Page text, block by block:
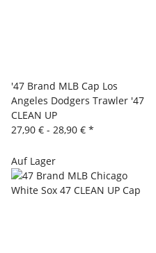
'47 Brand MLB Cap Los
Angeles Dodgers Trawler '47
CLEAN UP
27,90 € - 28,90 € *
Auf Lager